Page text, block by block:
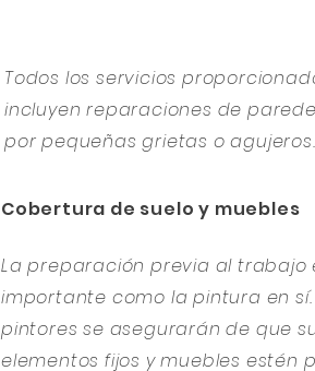
Todos los servicios
incluyen reparaciones de
por pequeñas grietas o agujeros.
Cobertura de suelo y muebles
La preparación previa al trabajo
importante como la pintura en sí.
pintores se asegurarán de que
elementos fijos y muebles estén